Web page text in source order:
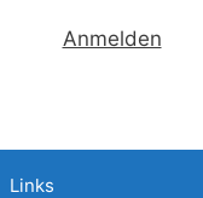
Anmelden
Links